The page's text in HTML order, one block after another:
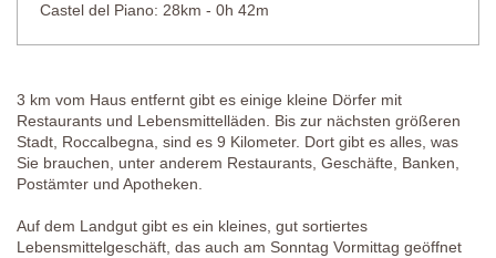
Castel del Piano: 28km - 0h 42m
3 km vom Haus entfernt gibt es einige kleine Dörfer mit
Restaurants und Lebensmittelläden. Bis zur nächsten größeren
Stadt, Roccalbegna, sind es 9 Kilometer. Dort gibt es alles, was
Sie brauchen, unter anderem Restaurants, Geschäfte, Banken,
Postämter und Apotheken.
Auf dem Landgut gibt es ein kleines, gut sortiertes
Lebensmittelgeschäft, das auch am Sonntag Vormittag geöffnet